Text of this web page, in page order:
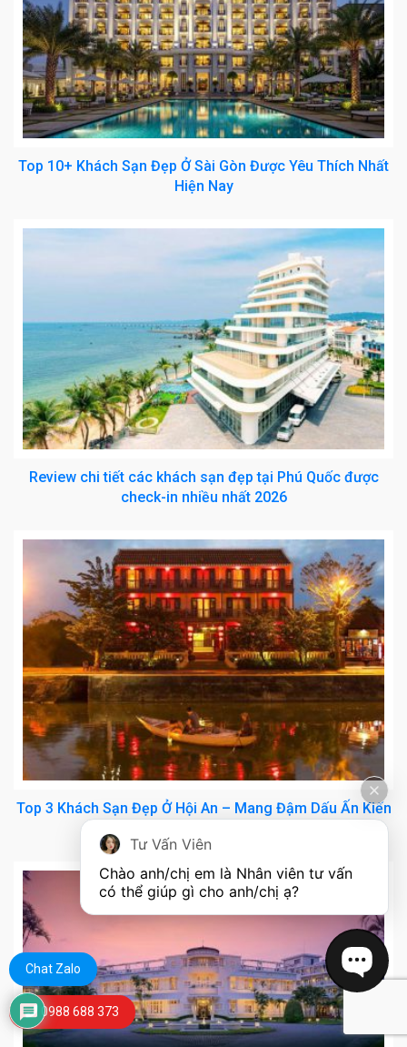
Top 10+ Khách Sạn Đẹp Ở Sài Gòn Được Yêu Thích Nhất
Hiện Nay
Review chi tiết các khách sạn đẹp tại Phú Quốc được
check-in nhiều nhất 2026
Top 3 Khách Sạn Đẹp Ở Hội An – Mang Đậm Dấu Ấn Kiến
Chat Zalo
0988 688 373
Tư Vấn Viên
Chào anh/chị em là Nhân viên tư vấn
có thể giúp gì cho anh/chị ạ?